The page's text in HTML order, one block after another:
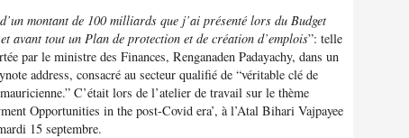
montant de 100 milliards que j’ai présenté lors du Budget
avant tout un Plan de protection et de création d’emplois”: telle
par le ministre des Finances, Renganaden Padayachy, dans un
address, consacré au secteur qualifié de “véritable clé de
C’était lors de l’atelier de travail sur le thème
Opportunities in the post-Covid era’, à l’Atal Bihari Vajpayee
15 septembre.